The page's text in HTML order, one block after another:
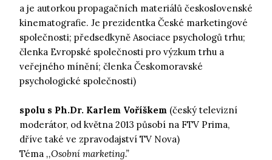
a je autorkou propagačních materiálů československé
kinematografie. Je prezidentka České marketingové
společnosti; předsedkyně Asociace psychologů trhu;
členka Evropské společnosti pro výzkum trhu a
veřejného mínění; členka Českomoravské
psychologické společnosti)
spolu s Ph.Dr. Karlem Voříškem (český televizní
moderátor, od května 2013 působí na FTV Prima,
dříve také ve zpravodajství TV Nova)
Téma ,,Osobní marketing.”